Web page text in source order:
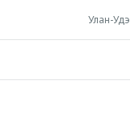
Улан-Удэ